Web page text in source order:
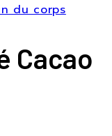
du corps
Cacao